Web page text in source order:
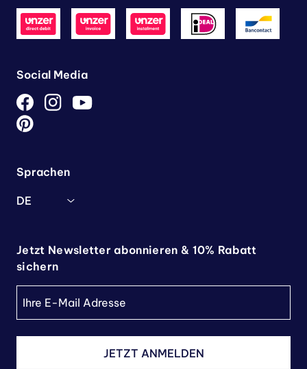
Social Media
Sprachen
DE
Jetzt Newsletter abonnieren & 10% Rabatt
sichern
JETZT ANMELDEN